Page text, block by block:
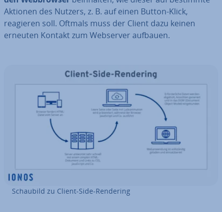
Aktionen des Nutzers, z. B. auf einen Button-Klick,
reagieren soll. Oftmals muss der Client dazu keinen
erneuten Kontakt zum Webserver aufbauen.
Schaubild zu Client-Side-Rendering